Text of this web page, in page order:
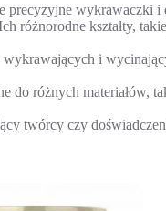
precyzyjne wykrawaczki
różnorodne kształty,
i
różnych materiałów,
twórcy czy